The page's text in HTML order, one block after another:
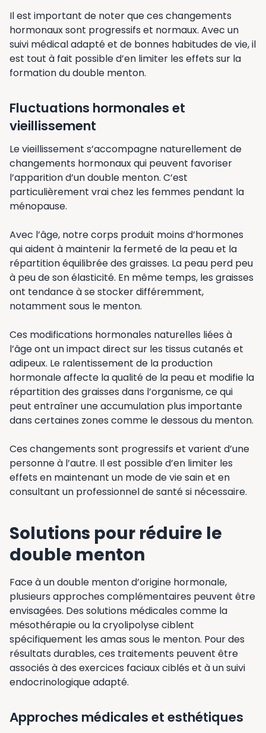
Il est important de noter que ces changements
hormonaux sont progressifs et normaux. Avec un
suivi médical adapté et de bonnes habitudes de vie, il
est tout à fait possible d’en limiter les effets sur la
formation du double menton.
Fluctuations hormonales et
vieillissement
Le vieillissement s’accompagne naturellement de
changements hormonaux qui peuvent favoriser
l’apparition d’un double menton. C’est
particulièrement vrai chez les femmes pendant la
ménopause.
Avec l’âge, notre corps produit moins d’hormones
qui aident à maintenir la fermeté de la peau et la
répartition équilibrée des graisses. La peau perd peu
à peu de son élasticité. En même temps, les graisses
ont tendance à se stocker différemment,
notamment sous le menton.
Ces modifications hormonales naturelles liées à
l’âge ont un impact direct sur les tissus cutanés et
adipeux. Le ralentissement de la production
hormonale affecte la qualité de la peau et modifie la
répartition des graisses dans l’organisme, ce qui
peut entraîner une accumulation plus importante
dans certaines zones comme le dessous du menton.
Ces changements sont progressifs et varient d’une
personne à l’autre. Il est possible d’en limiter les
effets en maintenant un mode de vie sain et en
consultant un professionnel de santé si nécessaire.
Solutions pour réduire le
double menton
Face à un double menton d’origine hormonale,
plusieurs approches complémentaires peuvent être
envisagées. Des solutions médicales comme la
mésothérapie ou la cryolipolyse ciblent
spécifiquement les amas sous le menton. Pour des
résultats durables, ces traitements peuvent être
associés à des exercices faciaux ciblés et à un suivi
endocrinologique adapté.
Approches médicales et esthétiques